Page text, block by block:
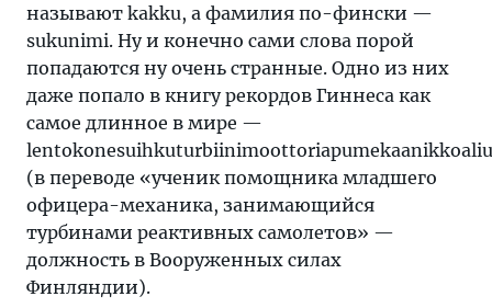
называют kakku, а фамилия по-фински —
sukunimi. Ну и конечно сами слова порой
попадаются ну очень странные. Одно из них
даже попало в книгу рекордов Гиннеса как
самое длинное в мире —
(в переводе «ученик помощника младшего
офицера-механика, занимающийся
турбинами реактивных самолетов» —
должность в Вооруженных силах
Финляндии).